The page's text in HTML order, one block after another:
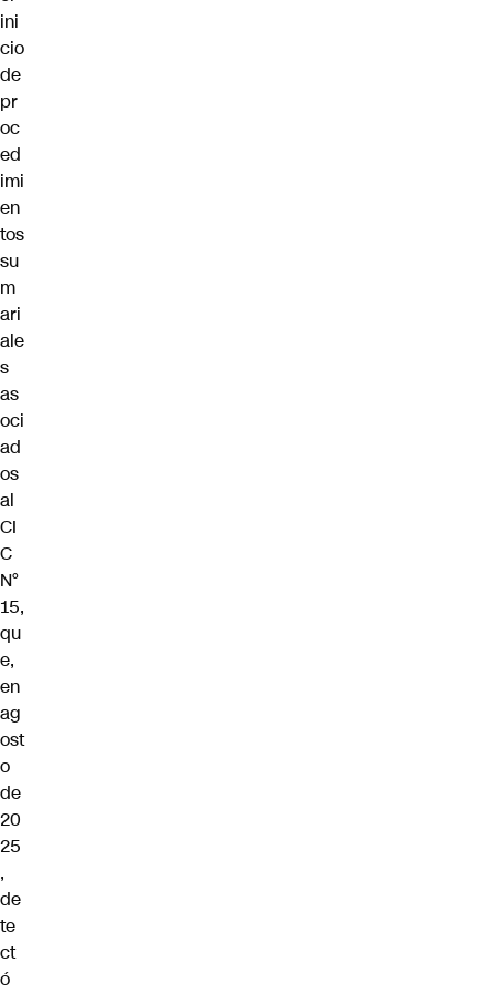
ini
cio
de
pr
oc
ed
imi
en
tos
su
m
ari
ale
s
as
oci
ad
os
al
CI
C
N°
15,
qu
e,
en
ag
ost
o
de
20
25
,
de
te
ct
ó